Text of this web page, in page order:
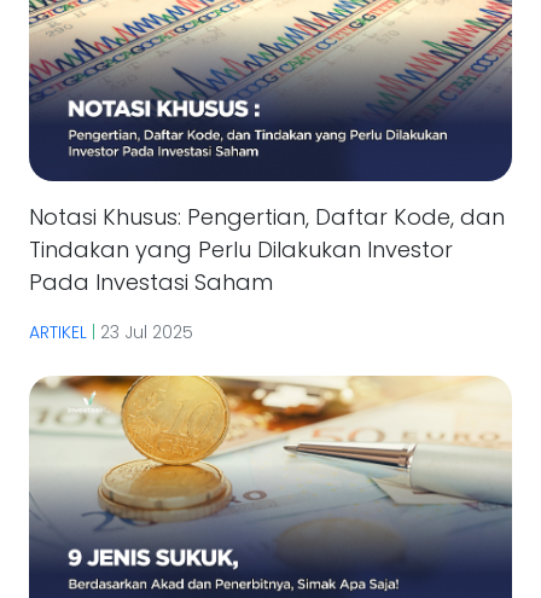
Notasi Khusus: Pengertian, Daftar Kode, dan
Tindakan yang Perlu Dilakukan Investor
Pada Investasi Saham
ARTIKEL 23 Jul 2025